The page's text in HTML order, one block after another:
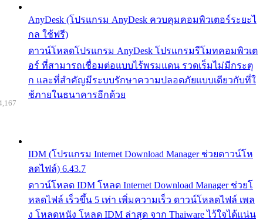
AnyDesk (โปรแกรม AnyDesk ควบคุมคอมพิวเตอร์ระยะไ
กล ใช้ฟรี)
ดาวน์โหลดโปรแกรม AnyDesk โปรแกรมรีโมทคอมพิวเต
อร์ ที่สามารถเชื่อมต่อแบบไร้พรมแดน รวดเร็มไม่มีกระตุ
ก และที่สำคัญมีระบบรักษาความปลอดภัยแบบเดียวกับที่ใ
ช้ภายในธนาคารอีกด้วย
IDM (โปรแกรม Internet Download Manager ช่วยดาวน์โห
ลดไฟล์) 6.43.7
ดาวน์โหลด IDM โหลด Internet Download Manager ช่วยโ
หลดไฟล์ เร็วขึ้น 5 เท่า เพิ่มความเร็ว ดาวน์โหลดไฟล์ เพล
ง โหลดหนัง โหลด IDM ล่าสุด จาก Thaiware ไว้ใจได้แน่น